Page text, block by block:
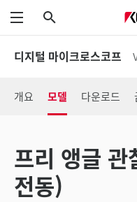
메뉴
디지털 마이크로스코프
개요 모델 다운로드
프리 앵글
전동)